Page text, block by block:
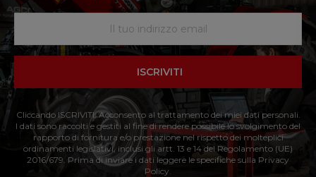
ISCRIVITI
Cliccando ISCRIVITI: Acconsento al trattamento dei miei dati personali.
I dati sono raccolti e gestiti al fine di rendere possibile lo svolgimento del
rapporto di fornitura e/o prestazione nel rispetto dei molteplici
ordinamenti legislativi, inclusi gli artt. 13 e 14 del Regolamento (UE)
2016/679. Prima di inviare i dati leggere le specifiche sulla Privacy
Policy.